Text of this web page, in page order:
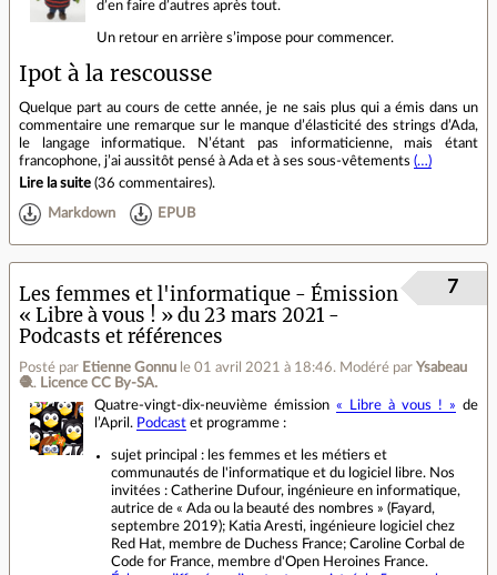
d’en faire d’autres après tout.
Un retour en arrière s’impose pour commencer.
Ipot à la rescousse
Quelque part au cours de cette année, je ne sais plus qui a émis dans un
commentaire une remarque sur le manque d’élasticité des strings d’Ada,
le langage informatique. N’étant pas informaticienne, mais étant
francophone, j’ai aussitôt pensé à Ada et à ses sous-vêtements (…)
Lire la suite (36 commentaires).
Markdown EPUB
Les femmes et l'informatique - Émission
« Libre à vous ! » du 23 mars 2021 -
Podcasts et références
Posté par Etienne Gonnu le 01 avril 2021 à 18:46. Modéré par Ysabeau
🧶. Licence CC By‑SA.
7
Quatre-vingt-dix-neuvième émission « Libre à vous ! » de
l’April. Podcast et programme :
sujet principal : les femmes et les métiers et
communautés de l'informatique et du logiciel libre. Nos
invitées : Catherine Dufour, ingénieure en informatique,
autrice de « Ada ou la beauté des nombres » (Fayard,
septembre 2019); Katia Aresti, ingénieure logiciel chez
Red Hat, membre de Duchess France; Caroline Corbal de
Code for France, membre d'Open Heroines France.